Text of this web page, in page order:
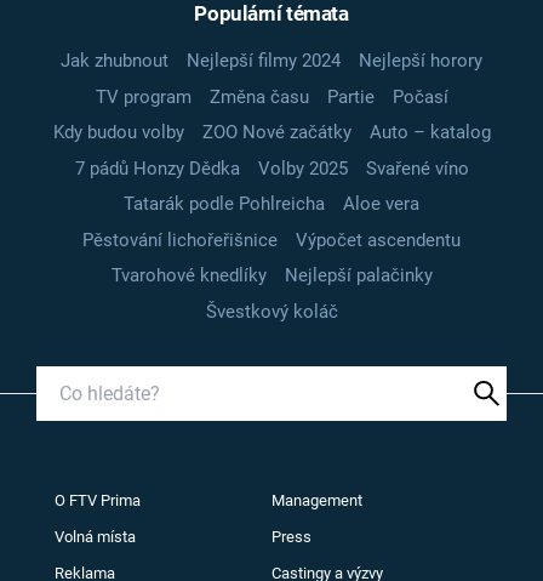
Populární témata
Jak zhubnout Nejlepší filmy 2024
Nejlepší horory
TV program
Změna času Partie
Počasí
Kdy budou volby
ZOO Nové začátky
Auto – katalog
7 pádů Honzy Dědka
Volby 2025
Svařené víno
Tatarák podle Pohlreicha
Aloe vera
Pěstování lichořeřišnice
Výpočet ascendentu
Tvarohové knedlíky
Nejlepší palačinky
Švestkový koláč
O FTV Prima Management
Volná místa Press
Reklama Castingy a výzvy